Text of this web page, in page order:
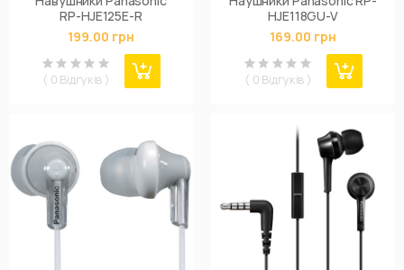
RP-HJE125E-R
199.00 грн
( 0 Відгуків )
HJE118GU-V
169.00 грн
( 0 Відгуків )